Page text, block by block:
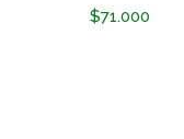
$71.000